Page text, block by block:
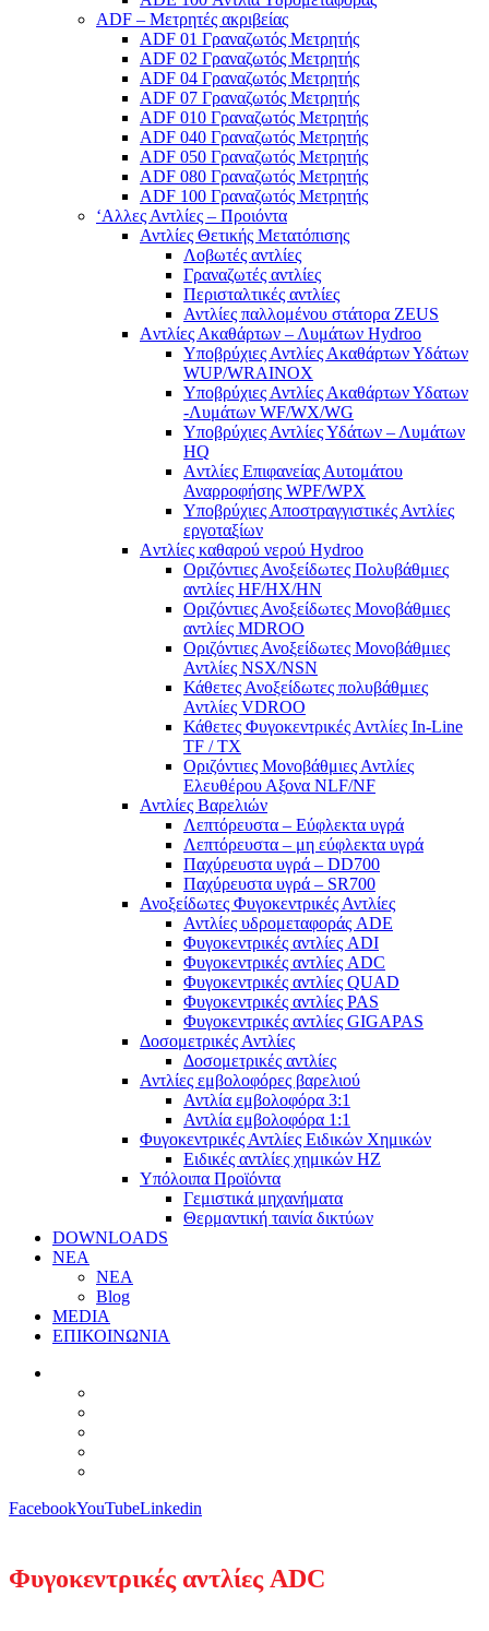
ADF – Μετρητές ακριβείας
ADF 01 Γραναζωτός Μετρητής
ADF 02 Γραναζωτός Μετρητής
ADF 04 Γραναζωτός Μετρητής
ADF 07 Γραναζωτός Μετρητής
ADF 010 Γραναζωτός Μετρητής
ADF 040 Γραναζωτός Μετρητής
ADF 050 Γραναζωτός Μετρητής
ADF 080 Γραναζωτός Μετρητής
ADF 100 Γραναζωτός Μετρητής
‘Αλλες Αντλίες – Προιόντα
Αντλίες Θετικής Μετατόπισης
Λοβωτές αντλίες
Γραναζωτές αντλίες
Περισταλτικές αντλίες
Αντλίες παλλομένου στάτορα ZEUS
Aντλίες Ακαθάρτων – Λυμάτων Hydroo
Υποβρύχιες Αντλίες Ακαθάρτων Υδάτων
WUP/WRAINOX
Υποβρύχιες Αντλίες Ακαθάρτων Υδατων
-Λυμάτων WF/WX/WG
Yποβρύχιες Αντλίες Υδάτων – Λυμάτων
ΗQ
Aντλίες Επιφανείας Αυτομάτου
Αναρροφήσης WPF/WPX
Υποβρύχιες Αποστραγγιστικές Αντλίες
εργοταξίων
Aντλίες καθαρού νερού Ηydroo
Οριζόντιες Ανοξείδωτες Πολυβάθμιες
αντλίες ΗF/HX/HN
Οριζόντιες Ανοξείδωτες Μονοβάθμιες
αντλίες ΜDROO
Οριζόντιες Ανοξείδωτες Μονοβάθμιες
Αντλίες ΝSX/NSN
Κάθετες Ανοξείδωτες πολυβάθμιες
Αντλίες VDROO
Κάθετες Φυγοκεντρικές Αντλίες In-Line
TF / TX
Oριζόντιες Μονοβάθμιες Αντλίες
Ελευθέρου Αξονα NLF/NF
Αντλίες Βαρελιών
Λεπτόρευστα – Εύφλεκτα υγρά
Λεπτόρευστα – μη εύφλεκτα υγρά
Παχύρευστα υγρά – DD700
Παχύρευστα υγρά – SR700
Ανοξείδωτες Φυγοκεντρικές Αντλίες
Αντλίες υδρομεταφοράς ADE
Φυγοκεντρικές αντλίες ADI
Φυγοκεντρικές αντλίες ADC
Φυγοκεντρικές αντλίες QUAD
Φυγοκεντρικές αντλίες PAS
Φυγοκεντρικές αντλίες GIGAPAS
Δοσομετρικές Αντλίες
Δοσομετρικές αντλίες
Αντλίες εμβολοφόρες βαρελιού
Αντλία εμβολοφόρα 3:1
Αντλία εμβολοφόρα 1:1
Φυγοκεντρικές Αντλίες Ειδικών Χημικών
Ειδικές αντλίες χημικών ΗΖ
Υπόλοιπα Προϊόντα
Γεμιστικά μηχανήματα
Θερμαντική ταινία δικτύων
DOWNLOADS
ΝΕΑ
ΝΕΑ
Blog
MEDIA
ΕΠΙΚΟΙΝΩΝΙΑ
FacebookYouTubeLinkedin
Φυγοκεντρικές αντλίες ADC